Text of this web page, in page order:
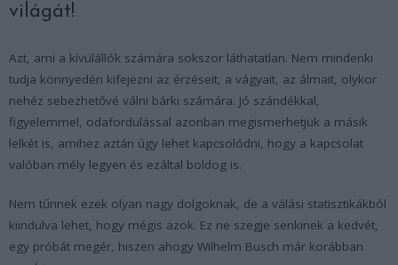
világát!
Azt, ami a kívülállók számára sokszor láthatatlan. Nem mindenki
tudja könnyedén kifejezni az érzéseit, a vágyait, az álmait, olykor
nehéz sebezhetővé válni bárki számára. Jó szándékkal,
figyelemmel, odafordulással azonban megismerhetjük a másik
lelkét is, amihez aztán úgy lehet kapcsolódni, hogy a kapcsolat
valóban mély legyen és ezáltal boldog is.
Nem tűnnek ezek olyan nagy dolgoknak, de a válási statisztikákból
kiindulva lehet, hogy mégis azok. Ez ne szegje senkinek a kedvét,
egy próbát megér, hiszen ahogy Wilhelm Busch már korábban